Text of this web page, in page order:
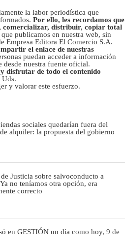
la labor periodística que
Por ello, les recordamos que
comercializar, distribuir, copiar total
que publicamos en nuestra web, sin
Empresa Editora El Comercio S.A.
el enlace de nuestras
puedan acceder a información
desde nuestra fuente oficial.
disfrutar de todo el contenido
Uds.
y valorar este esfuerzo.
sociales quedarían fuera del
alquiler: la propuesta del gobierno
Justicia sobre salvoconducto a
no teníamos otra opción, era
correcto
en GESTIÓN un día como hoy, 9 de